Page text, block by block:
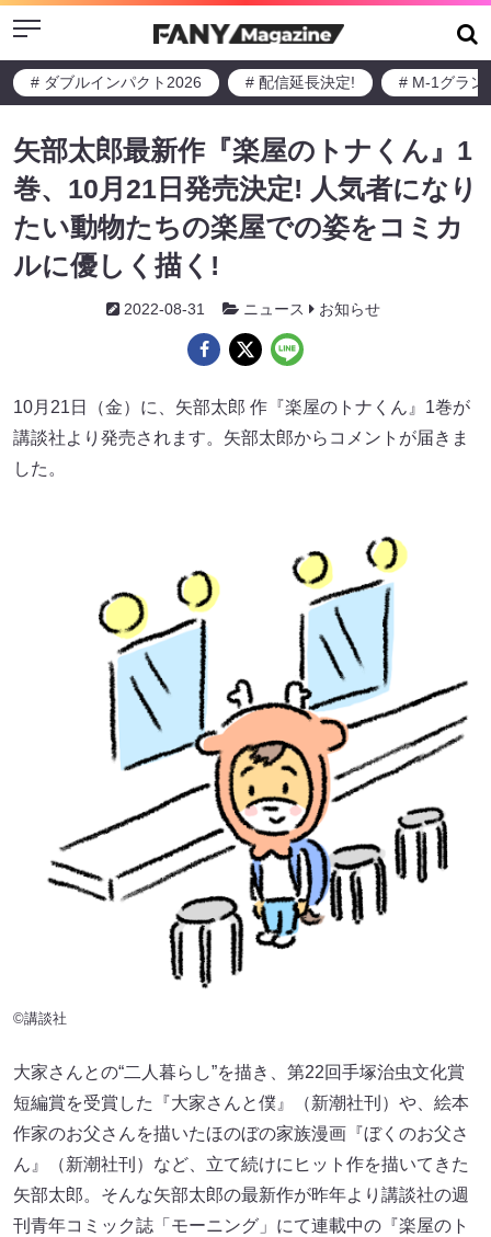
Menu
# ダブルインパクト2026 # 配信延長決定! # M-1グラン
矢部太郎最新作『楽屋のトナくん』1
巻、10月21日発売決定! 人気者になり
たい動物たちの楽屋での姿をコミカ
ルに優しく描く!
2022-08-31 ニュース お知らせ
10月21日（金）に、矢部太郎 作『楽屋のトナくん』1巻が
講談社より発売されます。矢部太郎からコメントが届きま
した。
©講談社
大家さんとの“二人暮らし”を描き、第22回手塚治虫文化賞
短編賞を受賞した『大家さんと僕』（新潮社刊）や、絵本
作家のお父さんを描いたほのぼの家族漫画『ぼくのお父さ
ん』（新潮社刊）など、立て続けにヒット作を描いてきた
矢部太郎。そんな矢部太郎の最新作が昨年より講談社の週
刊青年コミック誌「モーニング」にて連載中の『楽屋のト